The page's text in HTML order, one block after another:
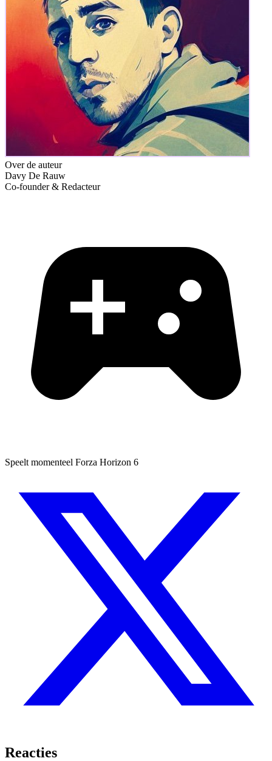
Over de auteur
Davy De Rauw
Co-founder & Redacteur
Speelt momenteel Forza Horizon 6
Reacties